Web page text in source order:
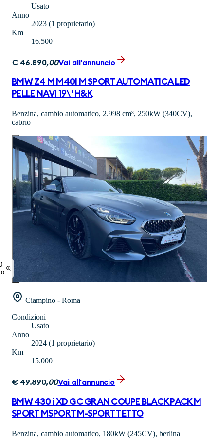
Usato
Anno
2023 (1 proprietario)
Km
16.500
€ 46.890,00Vai all'annuncio
BMW Z4 M M40I M SPORT AUTOMATICA LED
PELLE NAVI 19\' H&K
Benzina, cambio automatico, 2.998 cm³, 250kW (340CV),
cabrio
Ciampino - Roma
Condizioni
Usato
Anno
2024 (1 proprietario)
Km
15.000
€ 49.890,00Vai all'annuncio
BMW 430 i XD GC GRAN COUPE BLACK PACK M
SPORT MSPORT M-SPORT TETTO
Benzina, cambio automatico, 180kW (245CV), berlina